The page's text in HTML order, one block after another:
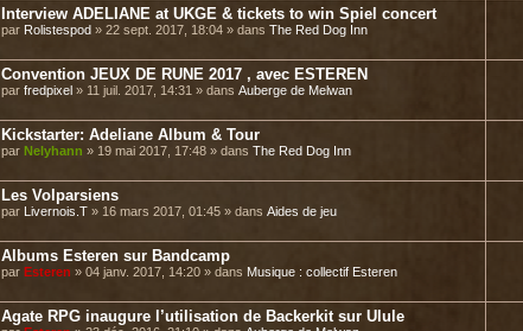
Interview ADELIANE at UKGE & tickets to win Spiel concert
par Rolistespod » 22 sept. 2017, 18:04 » dans The Red Dog Inn
Convention JEUX DE RUNE 2017 , avec ESTEREN
par fredpixel » 11 juil. 2017, 14:31 » dans Auberge de Melwan
Kickstarter: Adeliane Album & Tour
par Nelyhann » 19 mai 2017, 17:48 » dans The Red Dog Inn
Les Volparsiens
par Livernois.T » 16 mars 2017, 01:45 » dans Aides de jeu
Albums Esteren sur Bandcamp
par Esteren » 04 janv. 2017, 14:20 » dans Musique : collectif Esteren
Agate RPG inaugure l’utilisation de Backerkit sur Ulule